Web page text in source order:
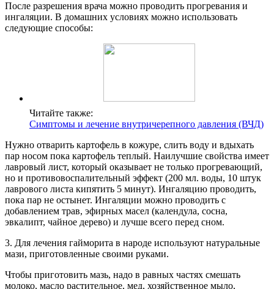
После разрешения врача можно проводить прогревания и
ингаляции. В домашних условиях можно использовать
следующие способы:
Читайте также:
Симптомы и лечение внутричерепного давления (ВЧД)
Нужно отварить картофель в кожуре, слить воду и вдыхать
пар носом пока картофель теплый. Наилучшие свойства имеет
лавровый лист, который оказывает не только прогревающий,
но и противовоспалительный эффект (200 мл. воды, 10 штук
лаврового листа кипятить 5 минут). Ингаляцию проводить,
пока пар не остынет. Ингаляции можно проводить с
добавлением трав, эфирных масел (календула, сосна,
эвкалипт, чайное дерево) и лучше всего перед сном.
3. Для лечения гайморита в народе используют натуральные
мази, приготовленные своими руками.
Чтобы приготовить мазь, надо в равных частях смешать
молоко, масло растительное, мед, хозяйственное мыло,